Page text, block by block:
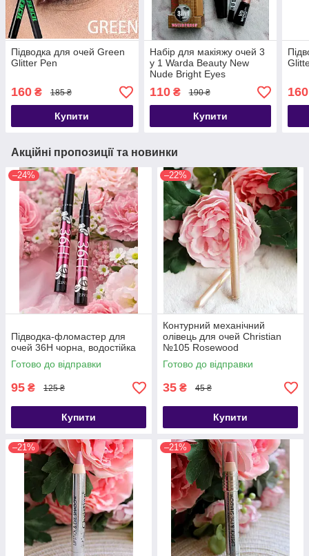
Підводка для очей Green
Glitter Pen
160 ₴ 185 ₴
Купити
Набір для макіяжу очей 3
у 1 Warda Beauty New
Nude Bright Eyes
110₴ 190 ₴
Купити
160
Акційні пропозиції та новинки
–24%
Підводка-фломастер для
очей 36H чорна, водостійка
Готово до відправки
95 ₴ 125 ₴
Купити
–22%
Контурний механічний
олівець для очей Christian
№105 Rosewood
Готово до відправки
35 ₴ 45 ₴
Купити
–21% –21%